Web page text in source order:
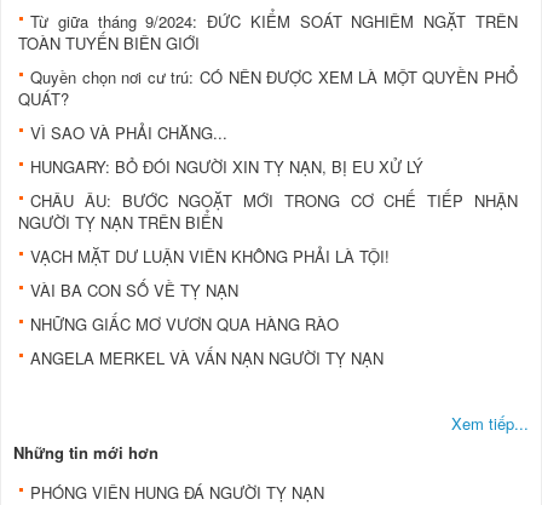
Từ giữa tháng 9/2024: ĐỨC KIỂM SOÁT NGHIÊM NGẶT TRÊN
TOÀN TUYẾN BIÊN GIỚI
Quyền chọn nơi cư trú: CÓ NÊN ĐƯỢC XEM LÀ MỘT QUYỀN PHỔ
QUÁT?
VÌ SAO VÀ PHẢI CHĂNG...
HUNGARY: BỎ ĐÓI NGƯỜI XIN TỴ NẠN, BỊ EU XỬ LÝ
CHÂU ÂU: BƯỚC NGOẶT MỚI TRONG CƠ CHẾ TIẾP NHẬN
NGƯỜI TỴ NẠN TRÊN BIỂN
VẠCH MẶT DƯ LUẬN VIÊN KHÔNG PHẢI LÀ TỘI!
VÀI BA CON SỐ VỀ TỴ NẠN
NHỮNG GIẤC MƠ VƯƠN QUA HÀNG RÀO
ANGELA MERKEL VÀ VẤN NẠN NGƯỜI TỴ NẠN
Xem tiếp...
Những tin mới hơn
PHÓNG VIÊN HUNG ĐÁ NGƯỜI TỴ NẠN